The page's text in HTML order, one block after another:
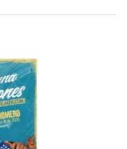
‘Capital de la